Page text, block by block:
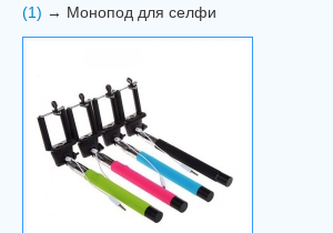
(1) → Mонопод для селфи